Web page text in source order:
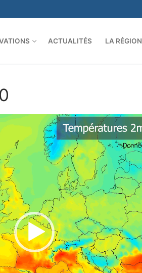
ACTUALITÉS LA RÉGION